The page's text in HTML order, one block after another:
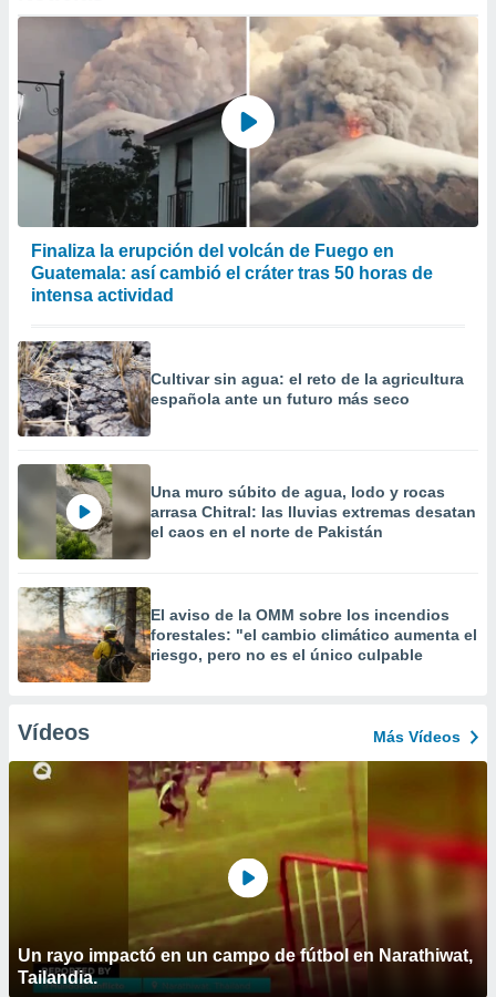
Finaliza la erupción del volcán de Fuego en
Guatemala: así cambió el cráter tras 50 horas de
intensa actividad
Cultivar sin agua: el reto de la agricultura
española ante un futuro más seco
Una muro súbito de agua, lodo y rocas
arrasa Chitral: las lluvias extremas desatan
el caos en el norte de Pakistán
El aviso de la OMM sobre los incendios
forestales: "el cambio climático aumenta el
riesgo, pero no es el único culpable
Vídeos Más Vídeos
Un rayo impactó en un campo de fútbol en Narathiwat,
Tailandia.